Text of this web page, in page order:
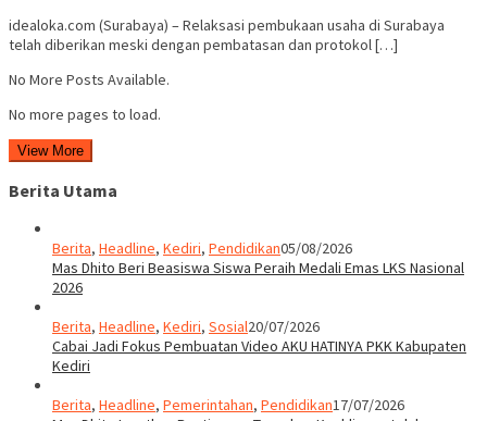
idealoka.com (Surabaya) – Relaksasi pembukaan usaha di Surabaya
telah diberikan meski dengan pembatasan dan protokol […]
No More Posts Available.
No more pages to load.
View More
Berita Utama
Berita, Headline, Kediri, Pendidikan05/08/2026
Mas Dhito Beri Beasiswa Siswa Peraih Medali Emas LKS Nasional
2026
Berita, Headline, Kediri, Sosial20/07/2026
Cabai Jadi Fokus Pembuatan Video AKU HATINYA PKK Kabupaten
Kediri
Berita, Headline, Pemerintahan, Pendidikan17/07/2026